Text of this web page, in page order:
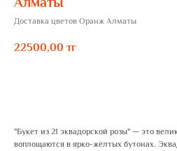
Доставка цветов Оранж Алматы
22500,00 тг
"Букет из 21 эквадорской розы" — это
воплощаются в ярко-жёлтых бутонах.